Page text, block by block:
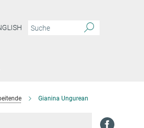
Gianina Ungurean